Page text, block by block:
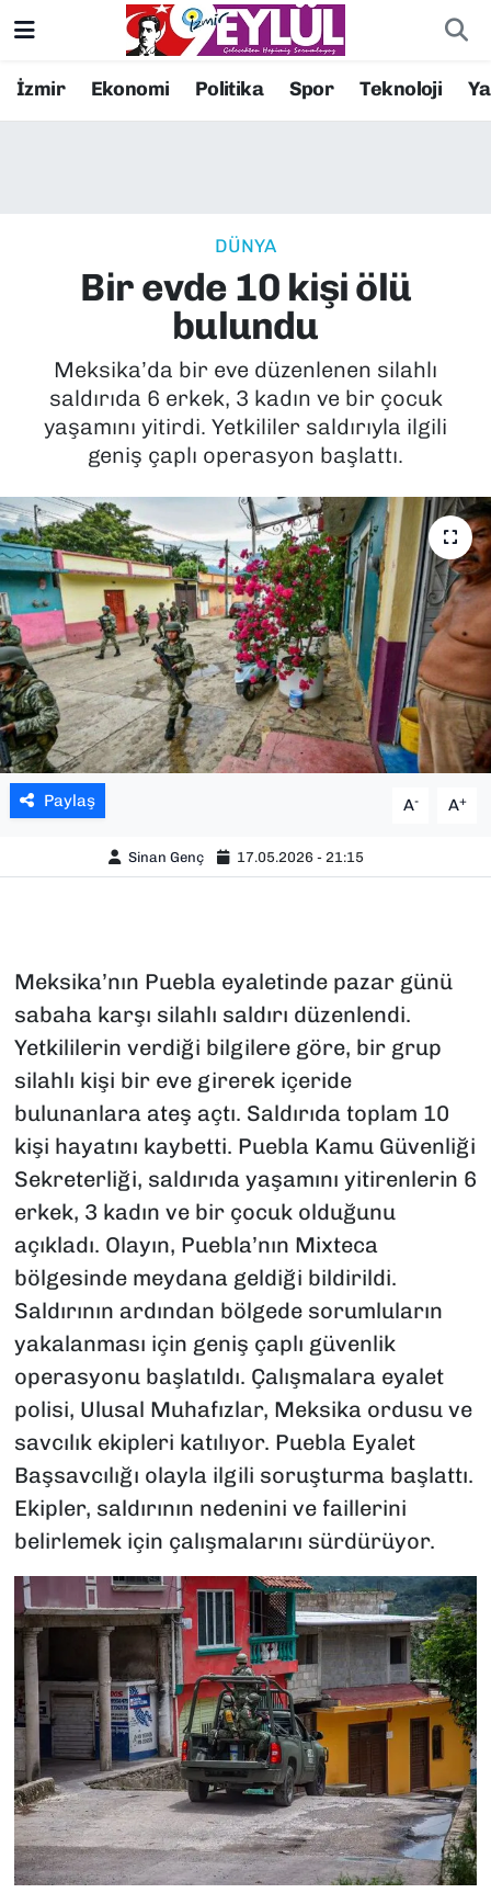
İzmir Ekonomi Politika Spor Teknoloji
DÜNYA
Bir evde 10 kişi ölü
bulundu
Meksika’da bir eve düzenlenen silahlı
saldırıda 6 erkek, 3 kadın ve bir çocuk
yaşamını yitirdi. Yetkililer saldırıyla ilgili
geniş çaplı operasyon başlattı.
Paylaş A- A+
Sinan Genç 17.05.2026 - 21:15
Meksika’nın Puebla eyaletinde pazar günü
sabaha karşı silahlı saldırı düzenlendi.
Yetkililerin verdiği bilgilere göre, bir grup
silahlı kişi bir eve girerek içeride
bulunanlara ateş açtı. Saldırıda toplam 10
kişi hayatını kaybetti. Puebla Kamu Güvenliği
Sekreterliği, saldırıda yaşamını yitirenlerin 6
erkek, 3 kadın ve bir çocuk olduğunu
açıkladı. Olayın, Puebla’nın Mixteca
bölgesinde meydana geldiği bildirildi.
Saldırının ardından bölgede sorumluların
yakalanması için geniş çaplı güvenlik
operasyonu başlatıldı. Çalışmalara eyalet
polisi, Ulusal Muhafızlar, Meksika ordusu ve
savcılık ekipleri katılıyor. Puebla Eyalet
Başsavcılığı olayla ilgili soruşturma başlattı.
Ekipler, saldırının nedenini ve faillerini
belirlemek için çalışmalarını sürdürüyor.
Resmi İlanlar
EKONOMİ
KÜLTÜR SANAT
MAGAZİN
SAĞLIK
SPOR
TEKNOLOJİ
YAŞAM
YEREL YÖNETİMLER
Konak Nöbetçi Eczaneler
Süper Lig Puan Durumu ve Fikstür
Tüm Manşetler
Son Dakika Haberleri
Haber Arşivi